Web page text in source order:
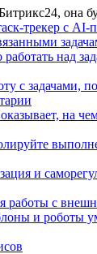
она
трекер с
над
с задачами,
на
и
работы с
и роботы